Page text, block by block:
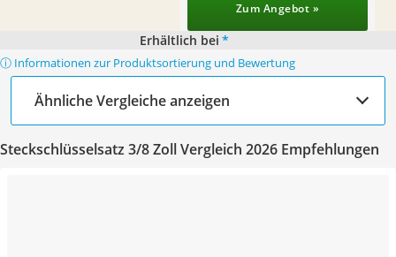
Zum Angebot »
Erhältlich bei *
ⓘ Informationen zur Produktsortierung und Bewertung
Ähnliche Vergleiche anzeigen
Steckschlüsselsatz 3/8 Zoll Vergleich 2026 Empfehlungen